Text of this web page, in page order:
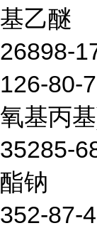
基乙醚
26898-
126-80-
氧基丙
35285-
酯钠
352-87-